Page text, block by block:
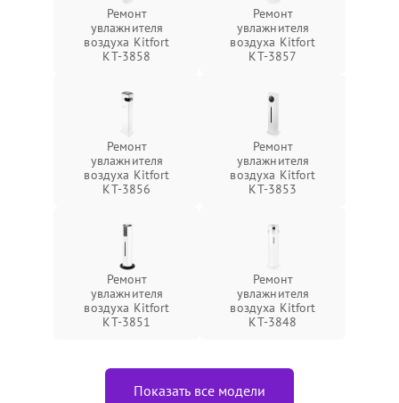
Ремонт
увлажнителя
воздуха Kitfort
КТ-3858
Ремонт
увлажнителя
воздуха Kitfort
КТ-3857
Ремонт
увлажнителя
воздуха Kitfort
КТ-3856
Ремонт
увлажнителя
воздуха Kitfort
КТ-3853
Ремонт
увлажнителя
воздуха Kitfort
КТ-3851
Ремонт
увлажнителя
воздуха Kitfort
КТ-3848
Показать все модели